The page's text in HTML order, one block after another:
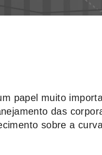
papel muito
das
sobre a